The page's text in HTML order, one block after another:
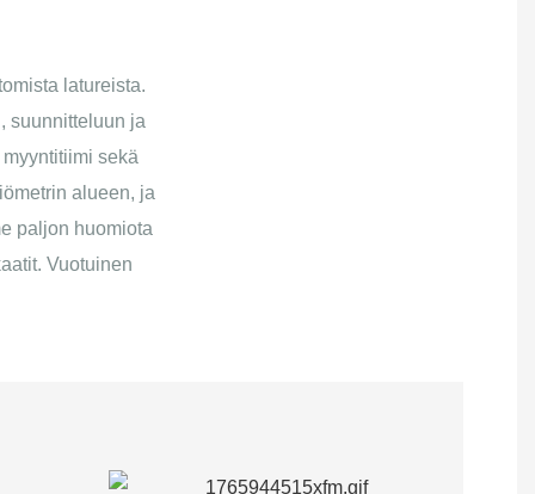
latureista.
suunnitteluun ja
sekä
alueen, ja
paljon huomiota
Vuotuinen